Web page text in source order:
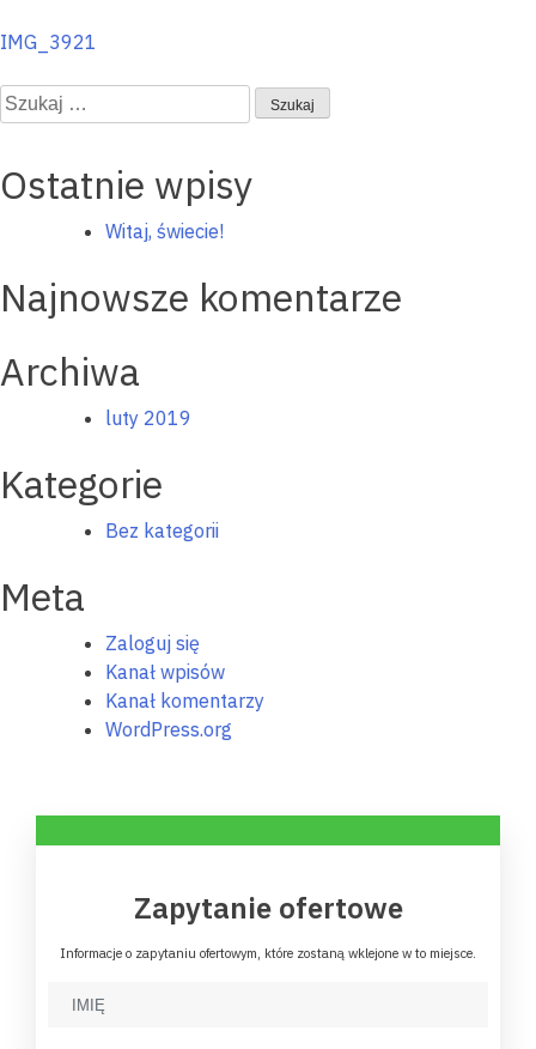
Nawigacja
wpisu
IMG_3921
Szukaj:
Ostatnie wpisy
Witaj, świecie!
Najnowsze komentarze
Archiwa
luty 2019
Kategorie
Bez kategorii
Meta
Zaloguj się
Kanał wpisów
Kanał komentarzy
WordPress.org
Zapytanie ofertowe
Informacje o zapytaniu ofertowym, które zostaną wklejone w to miejsce.